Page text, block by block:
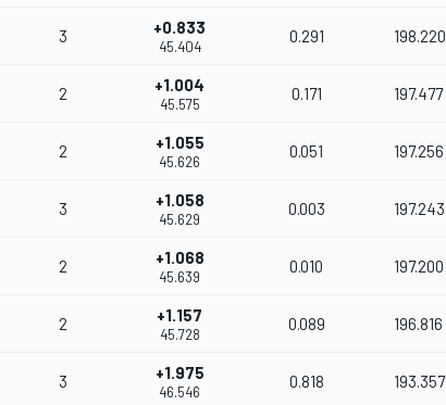
3 +0.833
45.404
0.291 198.220
2 +1.004
45.575
0.171 197.477
2 +1.055
45.626
0.051 197.256
3 +1.058
45.629
0.003 197.243
2 +1.068
45.639
0.010 197.200
2 +1.157
45.728
0.089 196.816
3 +1.975
46.546
0.818 193.357